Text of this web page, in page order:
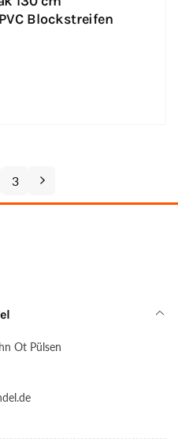
Blockstreifen
3
Ot Pülsen